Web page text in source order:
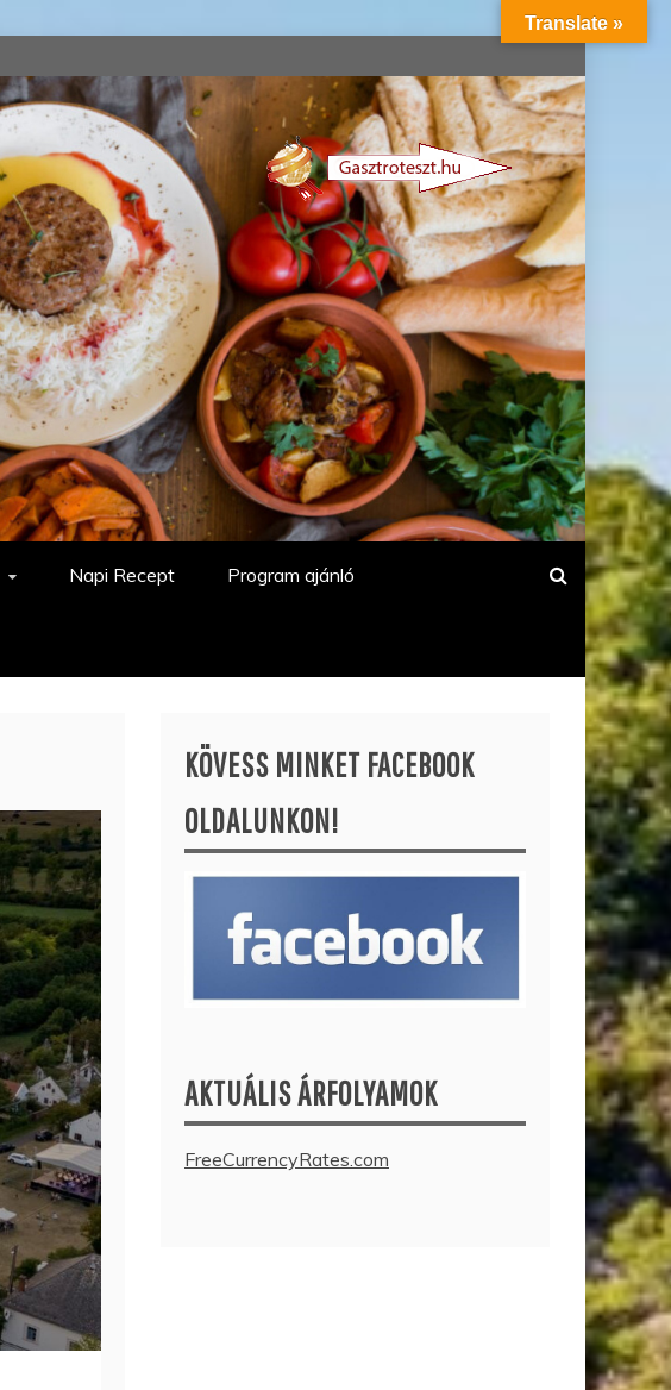
Napi Recept Program ajánló
KÖVESS MINKET FACEBOOK
OLDALUNKON!
AKTUÁLIS ÁRFOLYAMOK
FreeCurrencyRates.com
Translate »